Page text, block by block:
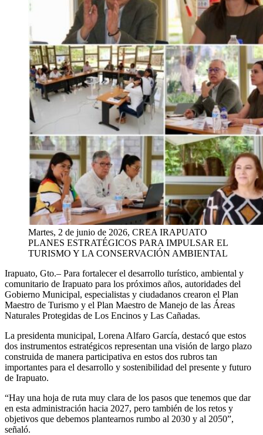
Martes, 2 de junio de 2026, CREA IRAPUATO
PLANES ESTRATÉGICOS PARA IMPULSAR EL
TURISMO Y LA CONSERVACIÓN AMBIENTAL
Irapuato, Gto.– Para fortalecer el desarrollo turístico, ambiental y
comunitario de Irapuato para los próximos años, autoridades del
Gobierno Municipal, especialistas y ciudadanos crearon el Plan
Maestro de Turismo y el Plan Maestro de Manejo de las Áreas
Naturales Protegidas de Los Encinos y Las Cañadas.
La presidenta municipal, Lorena Alfaro García, destacó que estos
dos instrumentos estratégicos representan una visión de largo plazo
construida de manera participativa en estos dos rubros tan
importantes para el desarrollo y sostenibilidad del presente y futuro
de Irapuato.
“Hay una hoja de ruta muy clara de los pasos que tenemos que dar
en esta administración hacia 2027, pero también de los retos y
objetivos que debemos plantearnos rumbo al 2030 y al 2050”,
señaló.